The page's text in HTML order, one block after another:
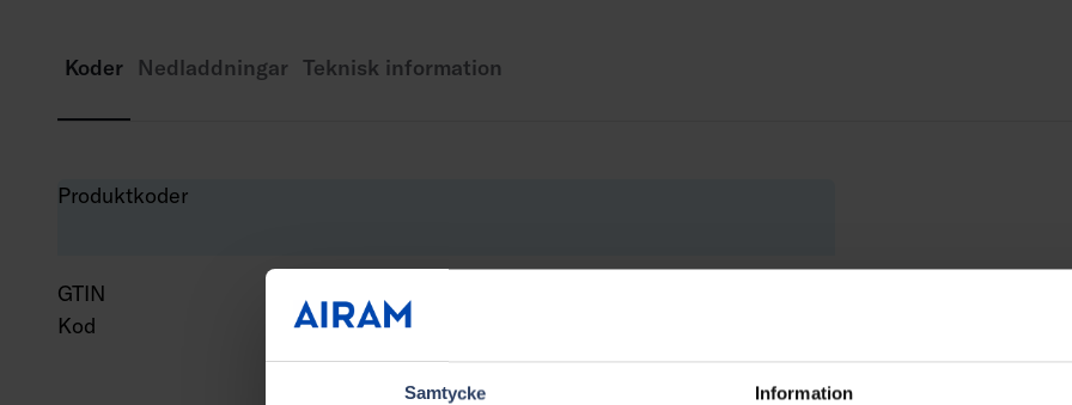
Samtycke Information
Koder Nedladdningar Teknisk information
Produktkoder
GTIN
Kod